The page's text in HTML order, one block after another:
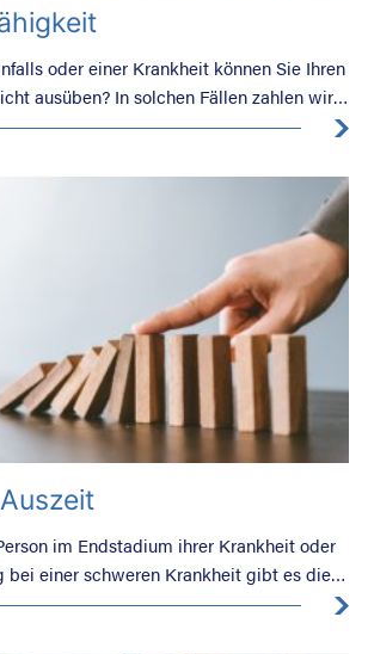
oder einer Krankheit können Sie Ihren
ausüben? In solchen Fällen zahlen wir
im Endstadium ihrer Krankheit oder
bei einer schweren Krankheit gibt es die